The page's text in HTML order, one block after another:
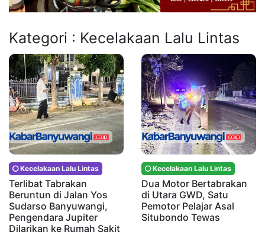
Kategori : Kecelakaan Lalu Lintas
Kecelakaan Lalu Lintas
Terlibat Tabrakan
Beruntun di Jalan Yos
Sudarso Banyuwangi,
Pengendara Jupiter
Dilarikan ke Rumah Sakit
Kecelakaan Lalu Lintas
Dua Motor Bertabrakan
di Utara GWD, Satu
Pemotor Pelajar Asal
Situbondo Tewas